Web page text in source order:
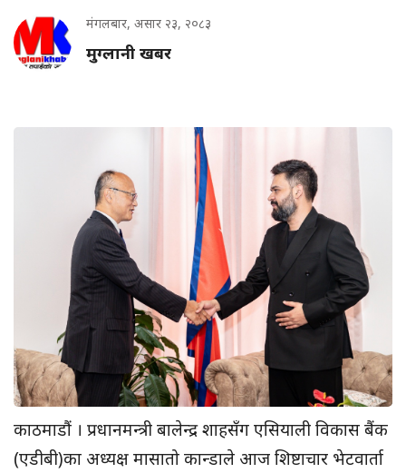
मंगलबार, असार २३, २०८३
मुग्लानी खबर
काठमाडौं । प्रधानमन्त्री बालेन्द्र शाहसँग एसियाली विकास बैंक
(एडीबी)का अध्यक्ष मासातो कान्डाले आज शिष्टाचार भेटवार्ता